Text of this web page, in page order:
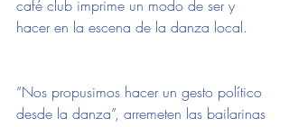
café club imprime un modo de ser y
hacer en la escena de la danza local.
“Nos propusimos hacer un gesto político
desde la danza”, arremeten las bailarinas